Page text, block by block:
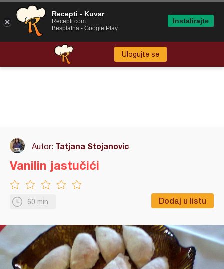
Ulogujte se
Autor: Tatjana Stojanovic
60 min Dodaj u listu
Vanilin jastučići
Recepti - Kuvar
Recepti.com
Besplatna - Google Play
Instalirajte